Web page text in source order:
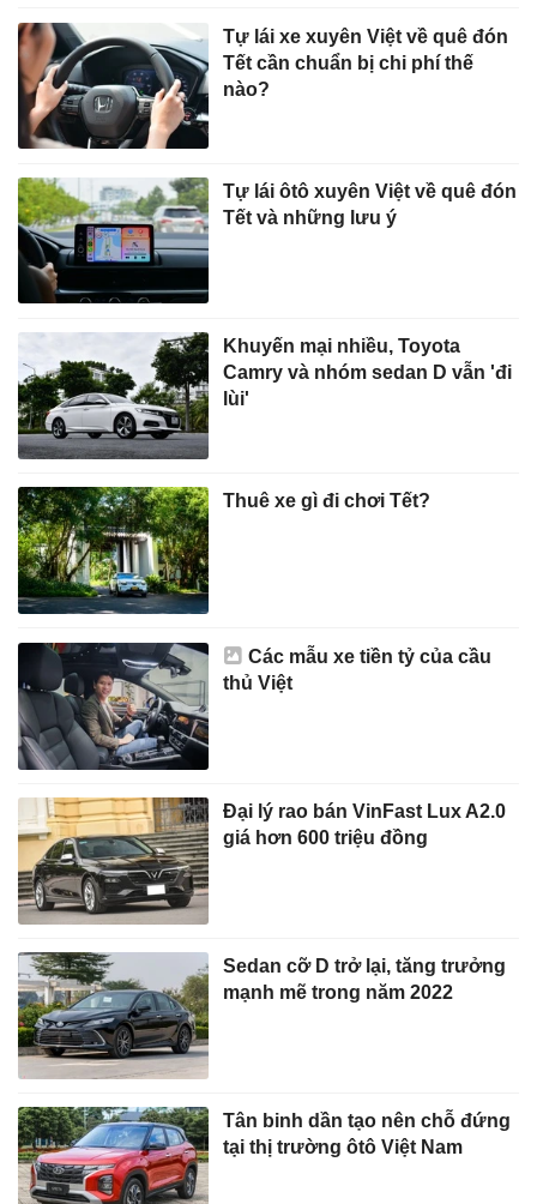
Tự lái xe xuyên Việt về quê đón
Tết cần chuẩn bị chi phí thế
nào?
Tự lái ôtô xuyên Việt về quê đón
Tết và những lưu ý
Khuyến mại nhiều, Toyota
Camry và nhóm sedan D vẫn 'đi
lùi'
Thuê xe gì đi chơi Tết?
Các mẫu xe tiền tỷ của cầu
thủ Việt
Đại lý rao bán VinFast Lux A2.0
giá hơn 600 triệu đồng
Sedan cỡ D trở lại, tăng trưởng
mạnh mẽ trong năm 2022
Tân binh dần tạo nên chỗ đứng
tại thị trường ôtô Việt Nam